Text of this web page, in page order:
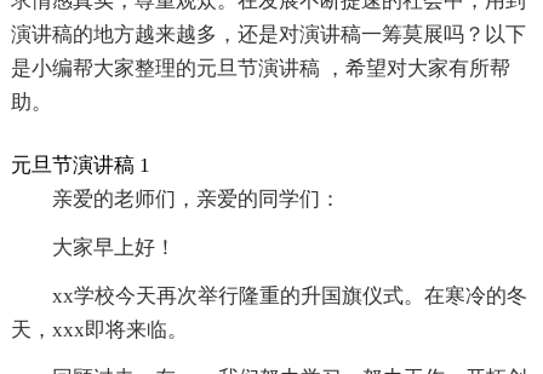
演讲稿的地方越来越多，还是对演讲稿一筹莫展吗？以下
是小编帮大家整理的元旦节演讲稿 ，希望对大家有所帮
助。
元旦节演讲稿 1
亲爱的老师们，亲爱的同学们：
大家早上好！
xx学校今天再次举行隆重的升国旗仪式。在寒冷的冬
天，xxx即将来临。